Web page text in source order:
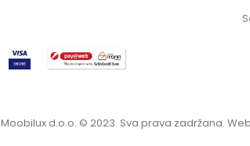
Moobilux d.o.o. © 2023. Sva prava zadržana.